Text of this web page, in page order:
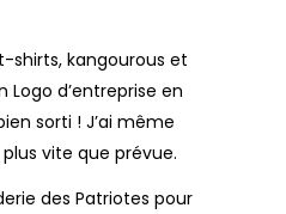
shirts, kangourous et
d’entreprise en
sorti ! J’ai même
vite que prévue.
des Patriotes pour